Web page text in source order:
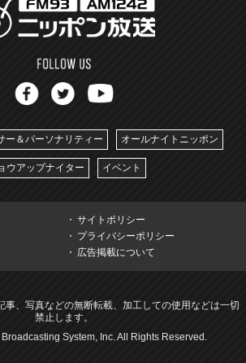
ー＆パーソナリティー オールナイトニッポン
ウアップナイター イベント
サイトポリシー
プライバシーポリシー
広告掲載について
事、写真などの無断転載、加工しての使用などは一切
禁止します。
System, Inc. All Rights Reserved.